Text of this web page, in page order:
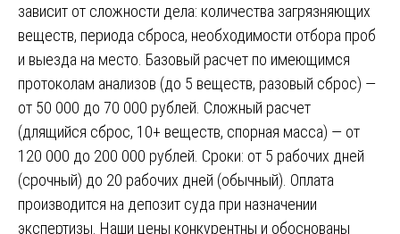
зависит от сложности дела: количества загрязняющих
веществ, периода сброса, необходимости отбора проб
и выезда на место. Базовый расчет по имеющимся
протоколам анализов (до 5 веществ, разовый сброс) —
от 50 000 до 70 000 рублей. Сложный расчет
(длящийся сброс, 10+ веществ, спорная масса) — от
120 000 до 200 000 рублей. Сроки: от 5 рабочих дней
(срочный) до 20 рабочих дней (обычный). Оплата
производится на депозит суда при назначении
экспертизы. Наши цены конкурентны и обоснованы